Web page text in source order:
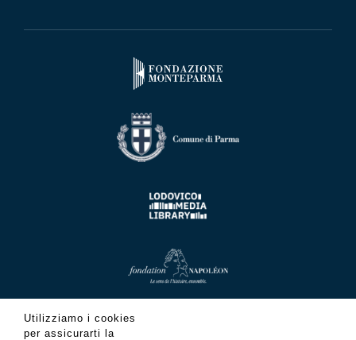
Utilizziamo i cookies
per assicurarti la